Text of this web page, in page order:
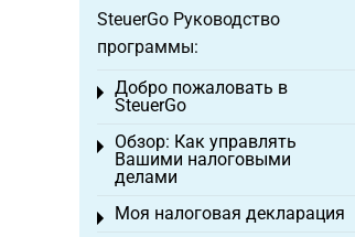
SteuerGo Руководство
программы:
Добро пожаловать в
SteuerGo
Toggle menu
Обзор: Как управлять
Вашими налоговыми
делами
Toggle menu
Моя налоговая декларация
Toggle menu